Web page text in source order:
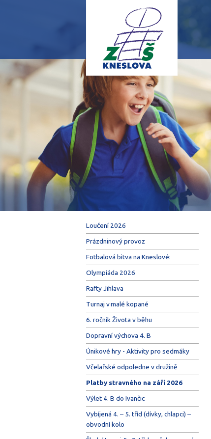
Loučení 2026
Prázdninový provoz
Fotbalová bitva na Kneslové:
Olympiáda 2026
Rafty Jihlava
Turnaj v malé kopané
6. ročník Života v běhu
Dopravní výchova 4. B
Únikové hry - Aktivity pro sedmáky
Včelařské odpoledne v družině
Platby stravného na září 2026
Výlet 4. B do Ivančic
Vybíjená 4. – 5. tříd (dívky, chlapci) –
obvodní kolo